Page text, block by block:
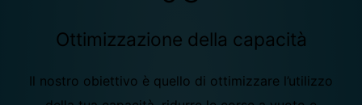
Ottimizzazione della capacità
Il nostro obiettivo è quello di ottimizzare l’utilizzo